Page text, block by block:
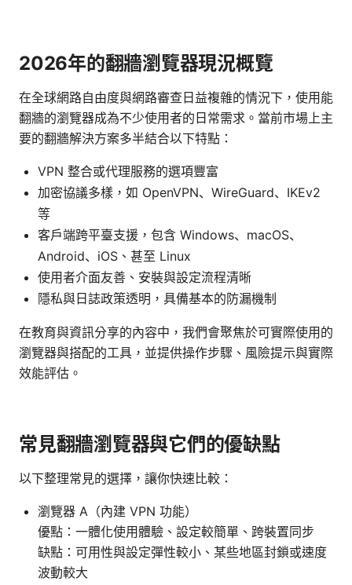
2026年的翻牆瀏覽器現況概覽
在全球網路自由度與網路審查日益複雜的情況下，使用能
翻牆的瀏覽器成為不少使用者的日常需求。當前市場上主
要的翻牆解決方案多半結合以下特點：
VPN 整合或代理服務的選項豐富
加密協議多樣，如 OpenVPN、WireGuard、IKEv2
等
客戶端跨平臺支援，包含 Windows、macOS、
Android、iOS、甚至 Linux
使用者介面友善、安裝與設定流程清晰
隱私與日誌政策透明，具備基本的防漏機制
在教育與資訊分享的內容中，我們會聚焦於可實際使用的
瀏覽器與搭配的工具，並提供操作步驟、風險提示與實際
效能評估。
常見翻牆瀏覽器與它們的優缺點
以下整理常見的選擇，讓你快速比較：
瀏覽器 A（內建 VPN 功能）
優點：一體化使用體驗、設定較簡單、跨裝置同步
缺點：可用性與設定彈性較小、某些地區封鎖或速度
波動較大